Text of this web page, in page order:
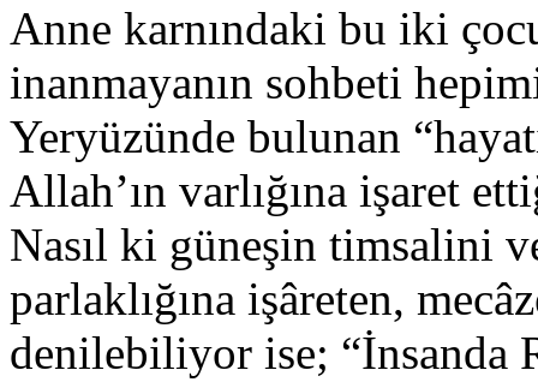
Anne karnındaki bu iki
inanmayanın sohbeti
Yeryüzünde bulunan
Allah’ın varlığına işaret
Nasıl ki güneşin timsalini
parlaklığına işâreten,
denilebiliyor ise; “İnsanda